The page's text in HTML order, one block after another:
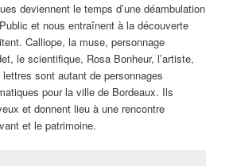
deviennent le temps d’une déambulation
et nous entraînent à la découverte
Calliope, la muse, personnage
le scientifique, Rosa Bonheur, l’artiste,
lettres sont autant de personnages
pour la ville de Bordeaux. Ils
et donnent lieu à une rencontre
et le patrimoine.